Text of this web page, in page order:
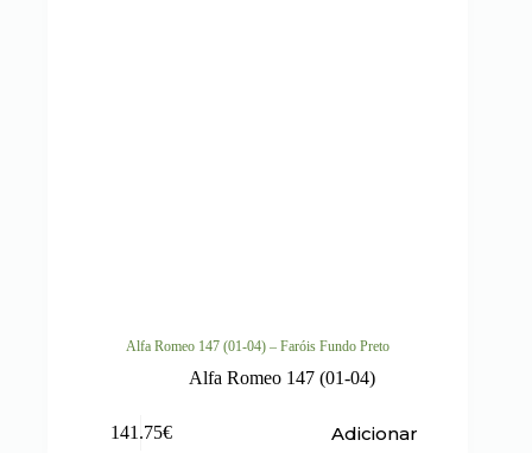
Alfa Romeo 147 (01-04) – Faróis Fundo Preto
Alfa Romeo 147 (01-04)
141.75€ Adicionar